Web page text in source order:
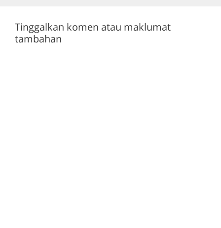
Tinggalkan komen atau maklumat
tambahan